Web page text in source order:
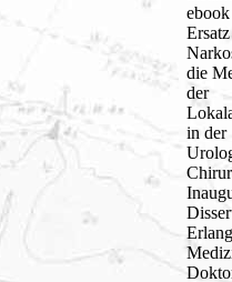
die
der
in der